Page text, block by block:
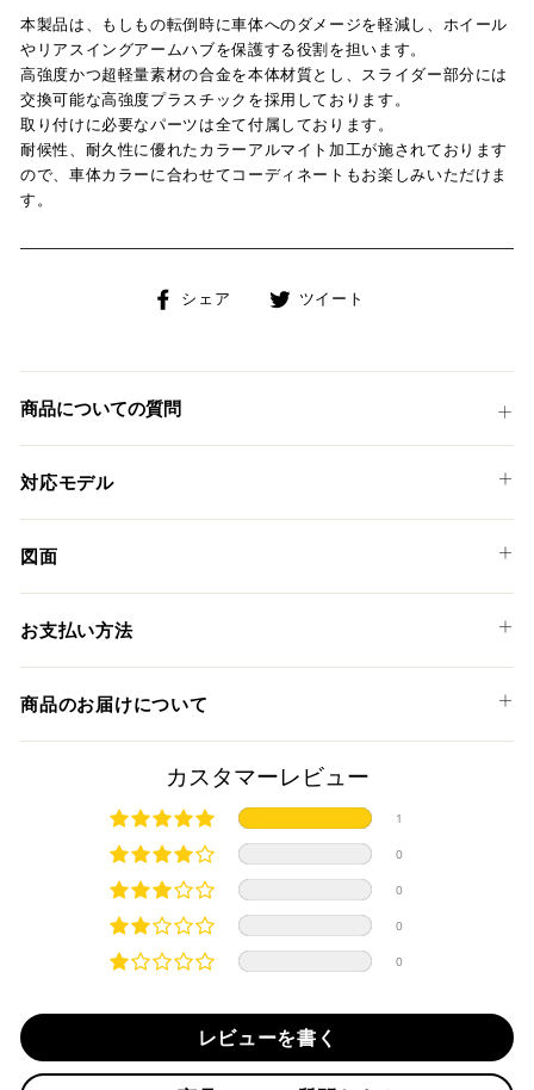
本製品は、もしもの転倒時に車体へのダメージを軽減し、ホイール
やリアスイングアームハブを保護する役割を担います。
高強度かつ超軽量素材の合金を本体材質とし、スライダー部分には
交換可能な高強度プラスチックを採用しております。
取り付けに必要なパーツは全て付属しております。
耐候性、耐久性に優れたカラーアルマイト加工が施されております
ので、車体カラーに合わせてコーディネートもお楽しみいただけま
す。
シェア
Facebook
ェ
る
ツイート
稿
商品についての質問
対応モデル
BMW
R1300 GS / ADVENTURE '24-25
図面
PMR01
お支払い方法
クレジットカード
上記クレジットカードをご利用頂けます。
分割払い、リボ払い、3Dセキュア対応カードをご利用の
際は、『クレジットカード決済(3Dセキュア) - SBPS』を
ご選択ください。
商品発送時に決済完了となります。
対応支払回数について以下の通りです。
・分割払い (3,5,6,10,12,15,18,20,24回)
商品のお届けについて
商品発送までの日数について
ご希望商品の在庫状況により異なります。 詳しくは該当商品
ページよりご希望のカラー、材質等(オプションがある場合)を
選択後に表示される納期をご確認ください。
国内在庫ありの場合
・平日16時までのご注文、お支払い完了で即日発送いたしま
・前払い決済（銀行振込等）の場合、15時までに弊社でのご
入金確認が完了いたしましたら即日発送いたします。
・お取り寄せ商品等を一緒にご注文の場合は、基本的にはお
カスタマーレビュー
1
0
0
0
0
レビューを書く